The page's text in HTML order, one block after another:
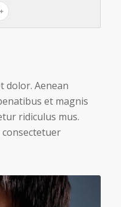
dolor. Aenean
et magnis
ridiculus mus.